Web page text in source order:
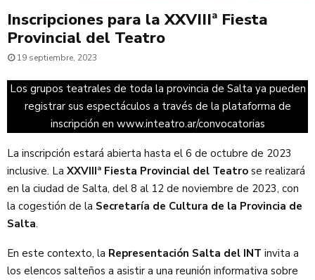
Inscripciones para la XXVIIIª Fiesta
Provincial del Teatro
19 septiembre, 2023
Los grupos teatrales de toda la provincia de Salta ya pueden
registrar sus espectáculos a través de la plataforma de
inscripción en www.inteatro.ar/convocatorias
La inscripción estará abierta hasta el 6 de octubre de 2023
inclusive. La XXVIIIª Fiesta Provincial del Teatro se realizará
en la ciudad de Salta, del 8 al 12 de noviembre de 2023, con
la cogestión de la Secretaría de Cultura de la Provincia de
Salta.
En este contexto, la Representación Salta del INT invita a
los elencos salteños a asistir a una reunión informativa sobre